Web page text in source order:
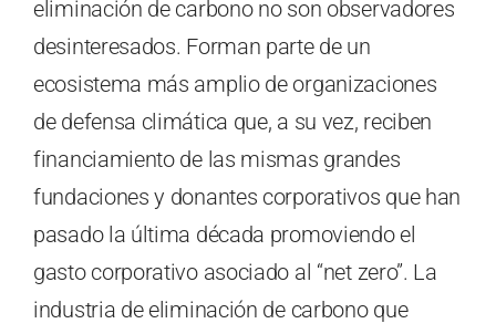
eliminación de carbono no son observadores
desinteresados. Forman parte de un
ecosistema más amplio de organizaciones
de defensa climática que, a su vez, reciben
financiamiento de las mismas grandes
fundaciones y donantes corporativos que han
pasado la última década promoviendo el
gasto corporativo asociado al “net zero”. La
industria de eliminación de carbono que